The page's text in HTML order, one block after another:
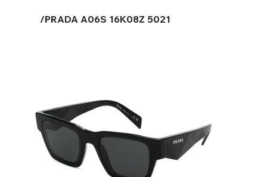
/PRADA A06S 16K08Z 5021